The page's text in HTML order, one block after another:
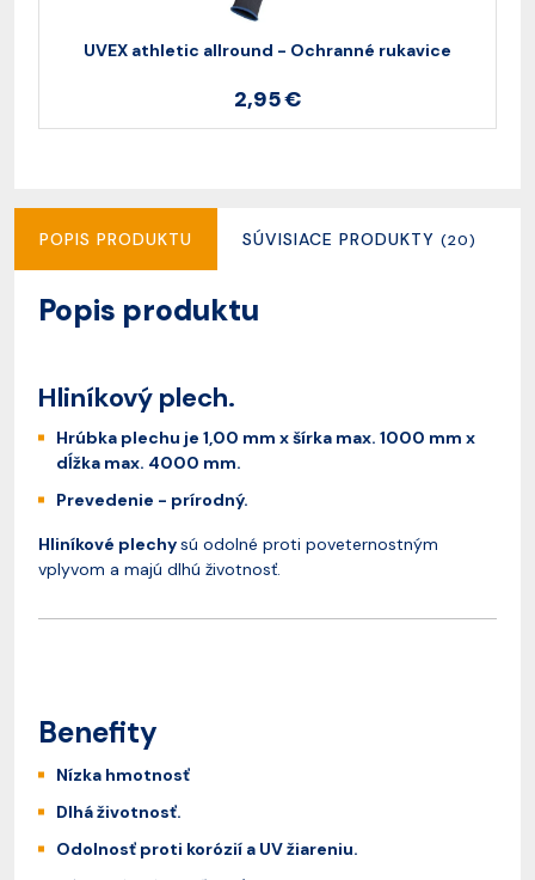
UVEX athletic allround - Ochranné rukavice
2,95 €
POPIS PRODUKTU SÚVISIACE PRODUKTY (20)
Popis produktu
Hliníkový plech.
Hrúbka plechu je 1,00 mm x šírka max. 1000 mm x
dĺžka max. 4000 mm.
Prevedenie - prírodný.
Hliníkové plechysú odolné proti poveternostným
vplyvom a majú dlhú životnosť.
Benefity
Nízka hmotnosť
Dlhá životnosť.
Odolnosť proti korózií a UV žiareniu.